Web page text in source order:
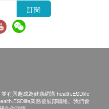
求者每日2包），餐後直
送服持續服用3個月可達
如退換之產品有任何殘缺
不受理。
，顧客必須保留有效收據
訂閱
有興趣成為健康網購 health.ESDlife
業務發展部聯絡。我們會